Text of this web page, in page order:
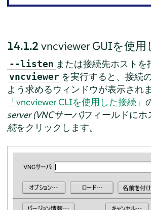
14.1.2 vncviewer GUIを使用
--listen または接続先ホストを
vncviewer を実行すると、接続
よう求めるウィンドウが表示されま
「vncviewer CLIを使用した接続」
server (VNCサーバ)フィールドにホ
続をクリックします。